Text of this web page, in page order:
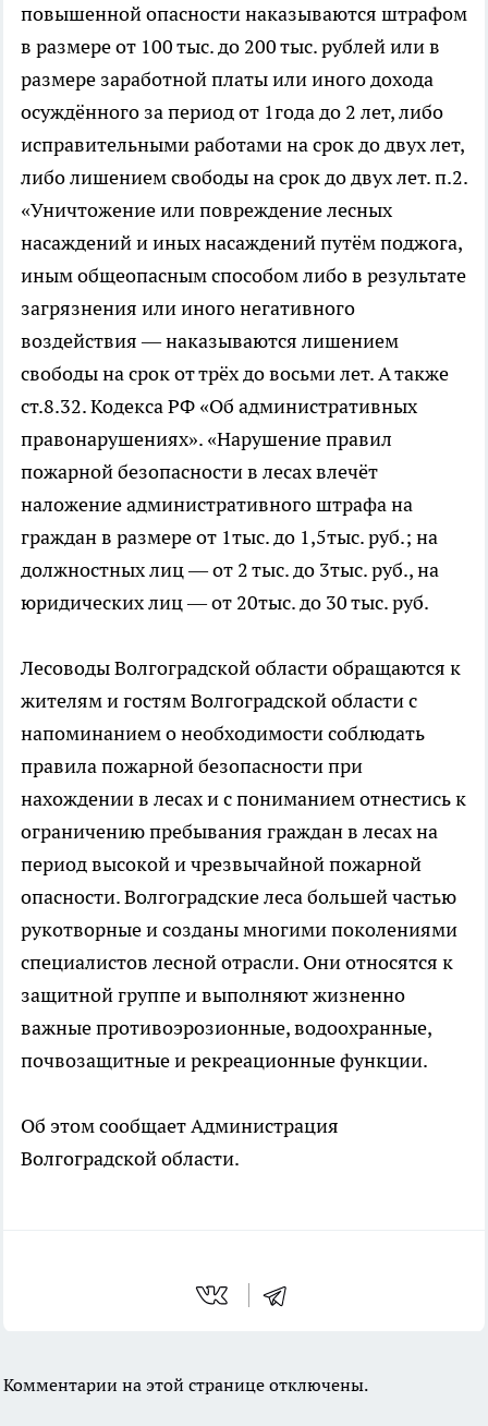
повышенной опасности наказываются штрафом
в размере от 100 тыс. до 200 тыс. рублей или в
размере заработной платы или иного дохода
осуждённого за период от 1года до 2 лет, либо
исправительными работами на срок до двух лет,
либо лишением свободы на срок до двух лет. п.2.
«Уничтожение или повреждение лесных
насаждений и иных насаждений путём поджога,
иным общеопасным способом либо в результате
загрязнения или иного негативного
воздействия — наказываются лишением
свободы на срок от трёх до восьми лет. А также
ст.8.32. Кодекса РФ «Об административных
правонарушениях». «Нарушение правил
пожарной безопасности в лесах влечёт
наложение административного штрафа на
граждан в размере от 1тыс. до 1,5тыс. руб.; на
должностных лиц — от 2 тыс. до 3тыс. руб., на
юридических лиц — от 20тыс. до 30 тыс. руб.
Лесоводы Волгоградской области обращаются к
жителям и гостям Волгоградской области с
напоминанием о необходимости соблюдать
правила пожарной безопасности при
нахождении в лесах и с пониманием отнестись к
ограничению пребывания граждан в лесах на
период высокой и чрезвычайной пожарной
опасности. Волгоградские леса большей частью
рукотворные и созданы многими поколениями
специалистов лесной отрасли. Они относятся к
защитной группе и выполняют жизненно
важные противоэрозионные, водоохранные,
почвозащитные и рекреационные функции.
Об этом сообщает Администрация
Волгоградской области.
Комментарии на этой странице отключены.